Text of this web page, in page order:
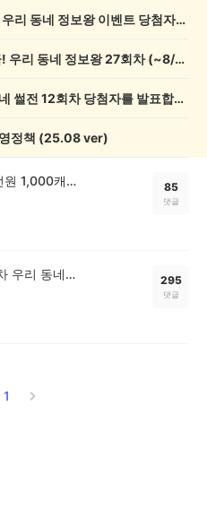
💰[당첨자 발표] 26회차 우리 동네 정보왕 이벤트 당첨자를 발표합니다!
💸 전원 2,000캐시 지급! 우리 동네 정보왕 27회차 (~8/10)
💰[당첨자 발표] 우리 동네 썰전 12회차 당첨자를 발표합니다!
정책 (25.08 ver)
요즘 우리 동네 이야기 남기면 전원 1,000캐시! 🔥우리 동네 썰전 4회차 OPEN 85
댓글
💸최대 150,000캐시 증정! 7회차 우리 동네 정보왕 이벤트 295
댓글
1